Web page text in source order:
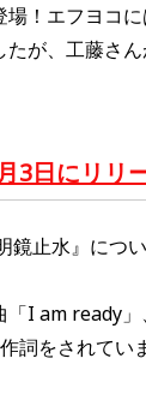
！エフヨコ
が、工藤さ
3日にリリ
鏡止水』につ
I am ready
詞をされてい